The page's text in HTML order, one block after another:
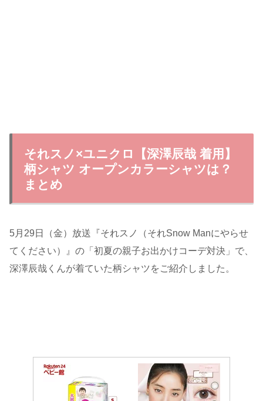
それスノ×ユニクロ【深澤辰哉 着用】
柄シャツ オープンカラーシャツは？
まとめ
5月29日（金）放送『それスノ（それSnow Manにやらせ
てください）』の「初夏の親子お出かけコーデ対決」で、
深澤辰哉くんが着ていた柄シャツをご紹介しました。